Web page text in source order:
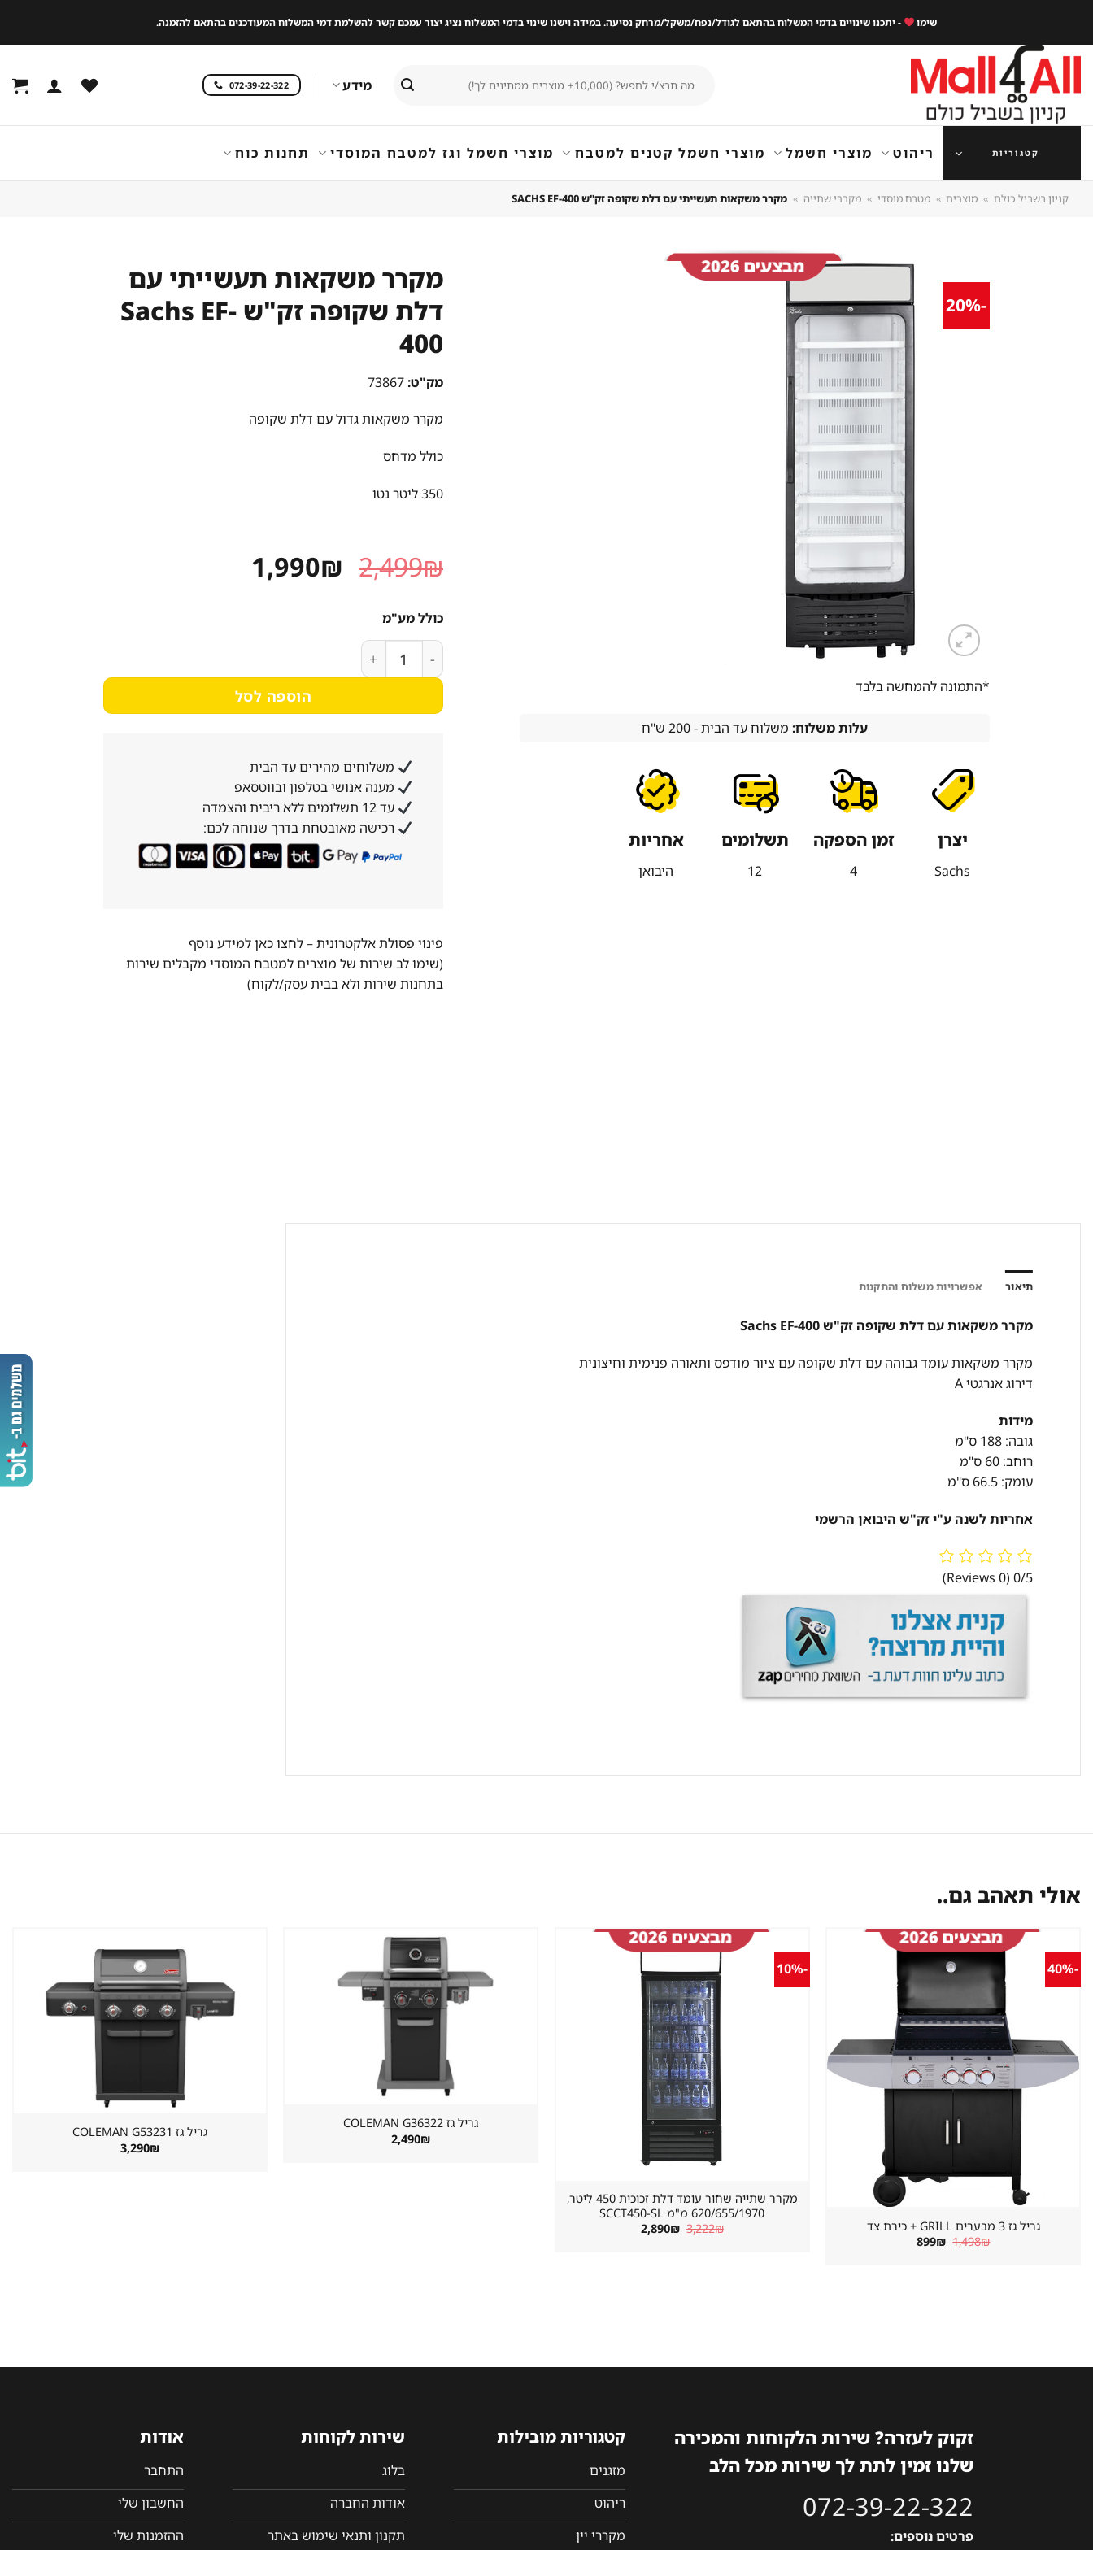
content
שימו - יתכנו שינויים בדמי המשלוח בהתאם לגודל/נפח/משקל/מרחק נסיעה. במידה וישנו שינוי בדמי המשלוח נציג יצור עמכם קשר להשלמת דמי המשלוח המעודכנים בהתאם להזמנה.
עבור:
מידע 072-39-22-322
קטגוריות ריהוט מוצרי חשמל מוצרי חשמל קטנים למטבח מוצרי חשמל וגז למטבח המוסדי תחנות כוח
קניון בשביל כולם » מוצרים » מטבח מוסדי » מקררי שתייה » מקרר משקאות תעשייתי עם דלת שקופה זק"ש SACHS EF-400
-20%
*התמונה להמחשה בלבד
עלות משלוח: משלוח עד הבית - 200 ש"ח
יצרן
Sachs
זמן הספקה
4
תשלומים
12
אחריות
היבואן
מקרר משקאות תעשייתי עם
דלת שקופה זק"ש Sachs EF-
400
מק"ט:
מקרר משקאות גדול עם דלת שקופה
כולל מדחס
350 ליטר נטו
2,499₪ המחיר
המקורי
1,990₪
כולל מע"מ
כמות של מקרר משקאות תעשייתי עם דלת שקופה זק"ש Sachs EF-400
הוספה לסל
משלוחים מהירים עד הבית
מענה אנושי בטלפון ובווטסאפ
עד 12 תשלומים ללא ריבית והצמדה
רכישה מאובטחת בדרך שנוחה לכם:
פינוי פסולת אלקטרונית –לחצו כאן למידע נוסף
(שימו לב שירות של מוצרים למטבח המוסדי מקבלים שירות
בתחנות שירות ולא בבית עסק/לקוח)
תיאור אפשרויות משלוח והתקנות
מקרר משקאות עם דלת שקופה זק"ש Sachs EF-400
מקרר משקאות עומד גבוהה עם דלת שקופה עם ציור מודפס ותאורה פנימית וחיצונית
דירוג אנרגטי A
מידות
גובה: 188 ס"מ
רוחב: 60 ס"מ
עומק: 66.5 ס"מ
אחריות לשנה ע"י זק"ש היבואן הרשמי
0/5
(0 Reviews)
אולי תאהב גם..
-40%
גריל גז 3 מבערים GRILL + כירת צד
1,498₪ המחיר
המקורי
899₪ המחיר
-10%
מקרר שתייה שחור עומד דלת זכוכית 450 ליטר,
620/655/1970 מ"מ SCCT450-SL
3,222₪ המחיר
המקורי
2,890₪ המחיר
גריל גז ⁦COLEMAN G36322⁩
2,490₪
גריל גז ⁦COLEMAN G53231⁩
3,290₪
זקוק לעזרה? שירות הלקוחות והמכירה
שלנו זמין לתת לך שירות מכל הלב
072-39-22-322
פרטים נוספים:
קטגוריות מובילות
מזגנים
ריהוט
מקררי יין
שירות לקוחות
בלוג
אודות החברה
תקנון ותנאי שימוש באתר
אודות
התחבר
החשבון שלי
ההזמנות שלי